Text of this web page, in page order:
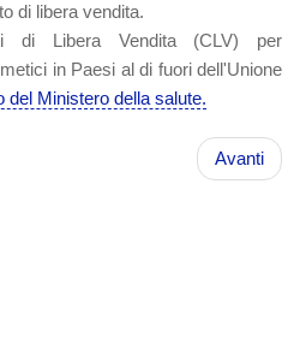
di libera vendita.
di Libera Vendita (CLV) per
in Paesi al di fuori dell'Unione
del Ministero della salute.
Avanti